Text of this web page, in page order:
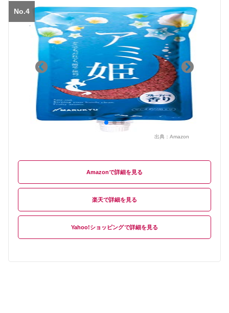
No.4
出典： Amazon
Amazon
楽天
Yahoo!ショッピング